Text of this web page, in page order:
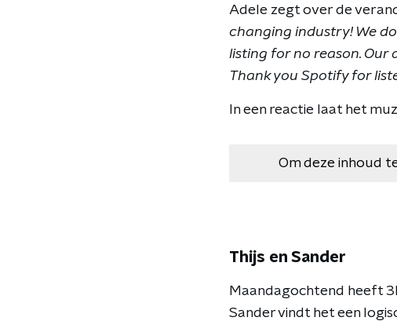
Adele zegt over de
changing industry! We
listing for no reason. Our
Thank you Spotify for
In een reactie laat het
Om deze inhoud
Thijs en Sander
Maandagochtend heeft
Sander vindt het een